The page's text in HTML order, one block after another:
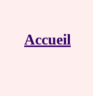
Accueil